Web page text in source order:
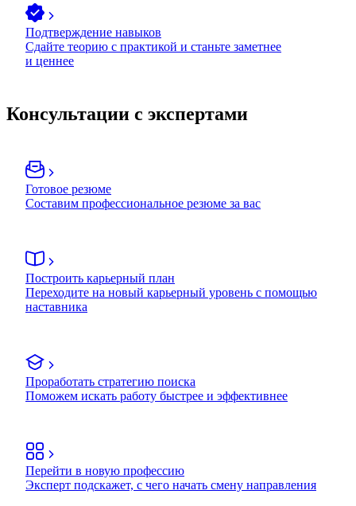
Подтверждение навыков
Сдайте теорию с практикой и станьте заметнее
и ценнее
Консультации с экспертами
Готовое резюме
Составим профессиональное резюме за вас
Построить карьерный план
Переходите на новый карьерный уровень с помощью
наставника
Проработать стратегию поиска
Поможем искать работу быстрее и эффективнее
Перейти в новую профессию
Эксперт подскажет, с чего начать смену направления